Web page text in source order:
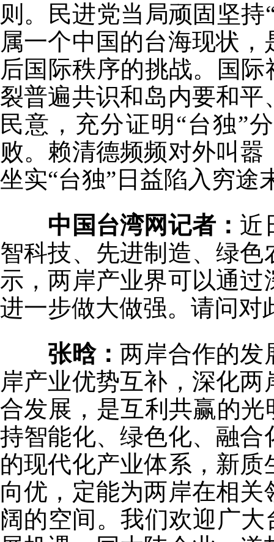
则。民进党当局顽固坚
属一个中国的台海现状
后国际秩序的挑战。国
裂普遍共识和岛内要和
民意，充分证明“台独”
败。赖清德频频对外叫
坐实“台独”日益陷入穷途
中国台湾网记者： 近
智科技、先进制造、绿
示，两岸产业界可以通
进一步做大做强。请问对
张晗：两岸合作的发
岸产业优势互补，深化
合发展，是互利共赢的
持智能化、绿色化、融
的现代化产业体系，新
向优，定能为两岸在相
阔的空间。我们欢迎广